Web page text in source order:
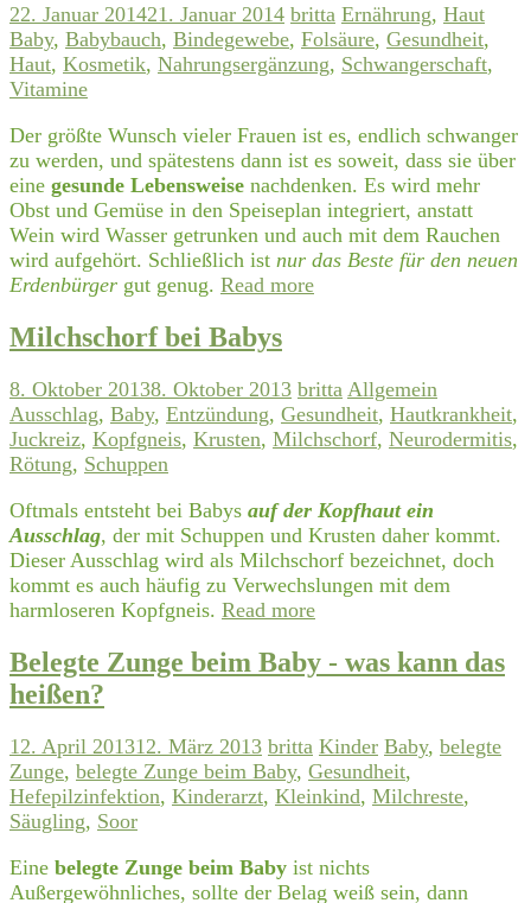
22. Januar 201421. Januar 2014 britta Ernährung, Haut
Baby, Babybauch, Bindegewebe, Folsäure, Gesundheit,
Haut, Kosmetik, Nahrungsergänzung, Schwangerschaft,
Vitamine
Der größte Wunsch vieler Frauen ist es, endlich schwanger
zu werden, und spätestens dann ist es soweit, dass sie über
eine gesunde Lebensweise nachdenken. Es wird mehr
Obst und Gemüse in den Speiseplan integriert, anstatt
Wein wird Wasser getrunken und auch mit dem Rauchen
wird aufgehört. Schließlich ist nur das Beste für den neuen
Erdenbürger gut genug. Read more
Milchschorf bei Babys
8. Oktober 20138. Oktober 2013 britta Allgemein
Ausschlag, Baby, Entzündung, Gesundheit, Hautkrankheit,
Juckreiz, Kopfgneis, Krusten, Milchschorf, Neurodermitis,
Rötung, Schuppen
Oftmals entsteht bei Babys auf der Kopfhaut ein
Ausschlag, der mit Schuppen und Krusten daher kommt.
Dieser Ausschlag wird als Milchschorf bezeichnet, doch
kommt es auch häufig zu Verwechslungen mit dem
harmloseren Kopfgneis. Read more
Belegte Zunge beim Baby - was kann das
heißen?
12. April 201312. März 2013 britta Kinder Baby, belegte
Zunge, belegte Zunge beim Baby, Gesundheit,
Hefepilzinfektion, Kinderarzt, Kleinkind, Milchreste,
Säugling, Soor
Eine belegte Zunge beim Baby ist nichts
Außergewöhnliches, sollte der Belag weiß sein, dann